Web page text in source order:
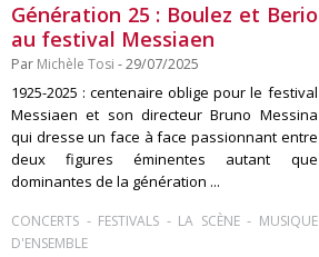
Génération 25 : Boulez et Berio
au festival Messiaen
Par Michèle Tosi - 29/07/2025
1925-2025 : centenaire oblige pour le festival
Messiaen et son directeur Bruno Messina
qui dresse un face à face passionnant entre
deux figures éminentes autant que
dominantes de la génération ...
CONCERTS - FESTIVALS - LA SCÈNE- MUSIQUE
D'ENSEMBLE